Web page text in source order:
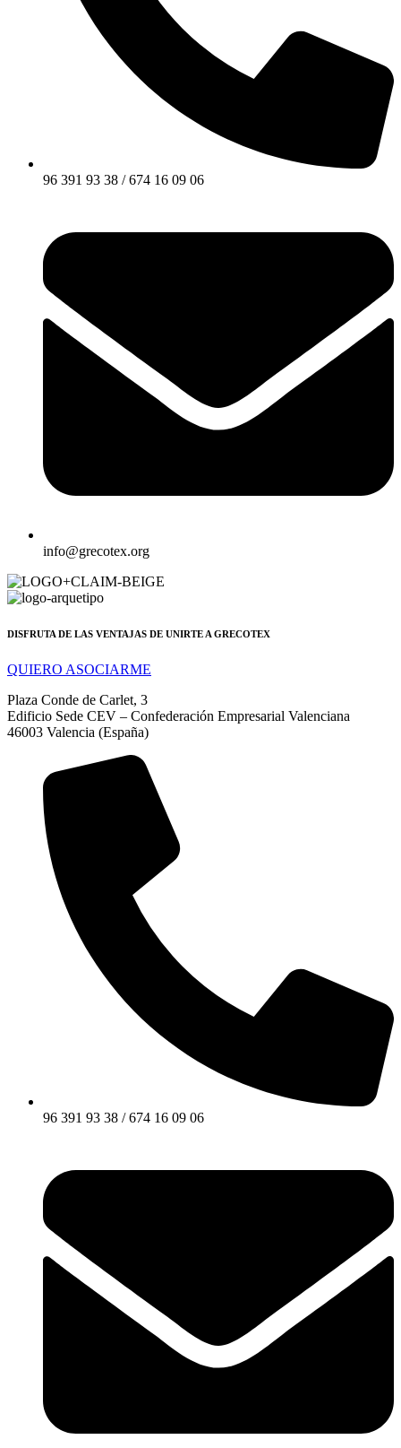
96 391 93 38 / 674 16 09 06
info@grecotex.org
DISFRUTA DE LAS VENTAJAS DE UNIRTE A GRECOTEX
QUIERO ASOCIARME
Plaza Conde de Carlet, 3
Edificio Sede CEV – Confederación Empresarial Valenciana
46003 Valencia (España)
96 391 93 38 / 674 16 09 06